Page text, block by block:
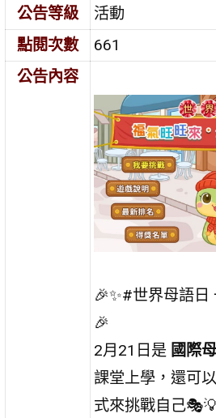
公告等級
活動
點閱次數
661
公告內容
🎉✨#世界母語日
🎉
2月21日是 國際
課堂上學，還可
式來挑戰自己